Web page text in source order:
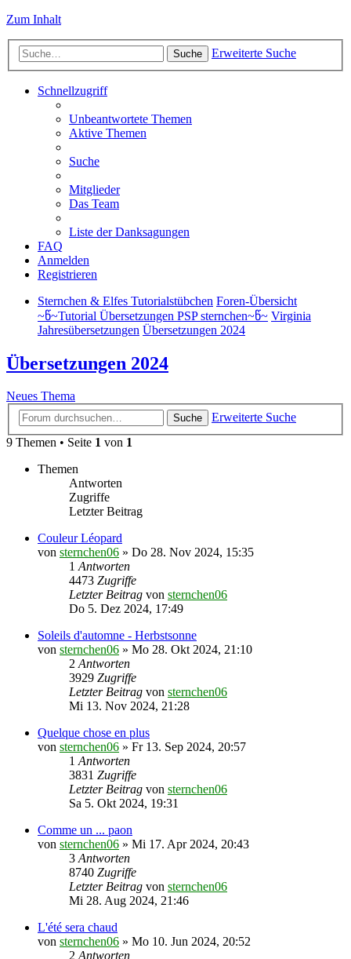
Zum Inhalt
Suche Erweiterte Suche
Schnellzugriff
Unbeantwortete Themen
Aktive Themen
Suche
Mitglieder
Das Team
Liste der Danksagungen
FAQ
Anmelden
Registrieren
Sternchen & Elfes Tutorialstübchen Foren-Übersicht
~წ~Tutorial Übersetzungen PSP sternchen~წ~ Virginia
Jahresübersetzungen Übersetzungen 2024
Übersetzungen 2024
Neues Thema
Suche
Erweiterte Suche
9 Themen • Seite 1 von 1
Themen
Antworten
Zugriffe
Letzter Beitrag
Couleur Léopard
von sternchen06 » Do 28. Nov 2024, 15:35
1 Antworten
4473 Zugriffe
Letzter Beitrag von sternchen06
Do 5. Dez 2024, 17:49
Soleils d'automne - Herbstsonne
von sternchen06 » Mo 28. Okt 2024, 21:10
2 Antworten
3929 Zugriffe
Letzter Beitrag von sternchen06
Mi 13. Nov 2024, 21:28
Quelque chose en plus
von sternchen06 » Fr 13. Sep 2024, 20:57
1 Antworten
3831 Zugriffe
Letzter Beitrag von sternchen06
Sa 5. Okt 2024, 19:31
Comme un ... paon
von sternchen06 » Mi 17. Apr 2024, 20:43
3 Antworten
8740 Zugriffe
Letzter Beitrag von sternchen06
Mi 28. Aug 2024, 21:46
L'été sera chaud
von sternchen06 » Mo 10. Jun 2024, 20:52
2 Antworten